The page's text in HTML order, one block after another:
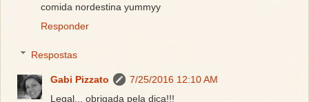
comida nordestina yummyy
Responder
Respostas
Gabi Pizzato
7/25/2016 12:10 AM
Legal... obrigada pela dica!!!